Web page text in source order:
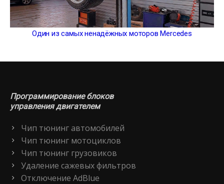
Один из самых ненадёжных моторов Mercedes
Программирование блоков
управления двигателем
Чип тюнинг автомобилей
Чип тюнинг мотоциклов
Чип тюнинг грузовиков
Удаление сажевых фильтров
Отключение AdBlue